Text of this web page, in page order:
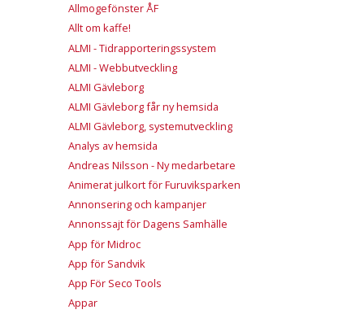
Allmogefönster ÅF
Allt om kaffe!
ALMI - Tidrapporteringssystem
ALMI - Webbutveckling
ALMI Gävleborg
ALMI Gävleborg får ny hemsida
ALMI Gävleborg, systemutveckling
Analys av hemsida
Andreas Nilsson - Ny medarbetare
Animerat julkort för Furuviksparken
Annonsering och kampanjer
Annonssajt för Dagens Samhälle
App för Midroc
App för Sandvik
App För Seco Tools
Appar